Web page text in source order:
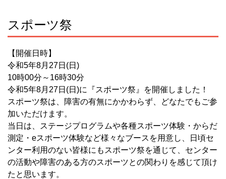
スポーツ祭
【開催日時】
令和5年8月27日(日)
10時00分～16時30分
令和5年8月27日(日)に『スポーツ祭』を開催しました！
スポーツ祭は、障害の有無にかかわらず、どなたでもご参
加いただけます。
当日は、ステージプログラムや各種スポーツ体験・からだ
測定・eスポーツ体験など様々なブースを用意し、日頃セ
ンター利用のない皆様にもスポーツ祭を通じて、センター
の活動や障害のある方のスポーツとの関わりを感じて頂け
たと思います。